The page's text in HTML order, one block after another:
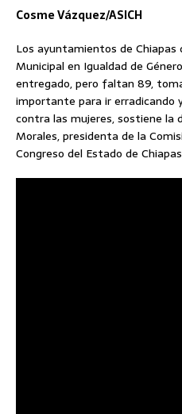
Cosme Vázquez/ASICH
Los ayuntamientos de Chiapas
Municipal en Igualdad de
entregado, pero faltan 89,
importante para ir erradicando
contra las mujeres, sostiene la
Morales, presidenta de la
Congreso del Estado de